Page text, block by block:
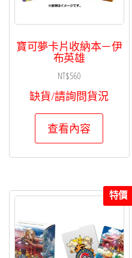
寶可夢卡片收納本－伊
布英雄
NT$560
缺貨/請詢問貨況
查看內容
特價